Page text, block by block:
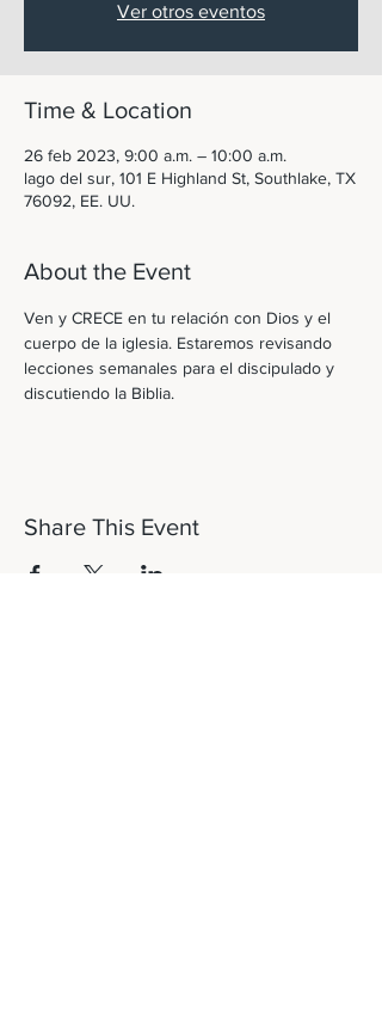
Ver otros eventos
Time & Location
26 feb 2023, 9:00 a.m. – 10:00 a.m.
lago del sur, 101 E Highland St, Southlake, TX
76092, EE. UU.
About the Event
Ven y CRECE en tu relación con Dios y el
cuerpo de la iglesia. Estaremos revisando
lecciones semanales para el discipulado y
discutiendo la Biblia.
Share This Event